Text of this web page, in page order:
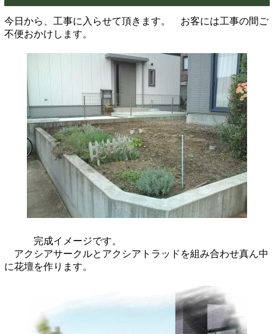
今日から、工事に入らせて頂きます。 お客には工事の間ご
不便おかけします。
完成イメージです。
アクシアサークルとアクシアトラッドを組み合わせ真ん中
に花壇を作ります。